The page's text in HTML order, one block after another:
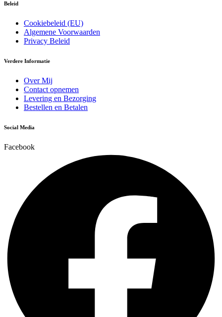
Beleid
Cookiebeleid (EU)
Algemene Voorwaarden
Privacy Beleid
Verdere Informatie
Over Mij
Contact opnemen
Levering en Bezorging
Bestellen en Betalen
Social Media
Facebook